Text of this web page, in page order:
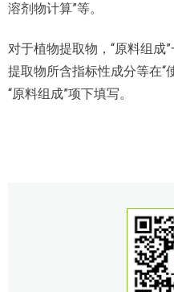
溶剂物计算”等。
对于植物提取物，“原料组成”
提取物所含指标性成分等在“
“原料组成”项下填写。